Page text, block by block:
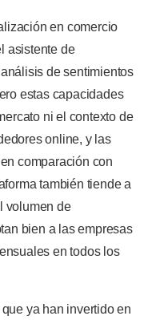
en comercio
asistente de
de sentimientos
estas capacidades
ni el contexto de
online, y las
comparación con
también tiende a
volumen de
bien a las empresas
en todos los
ya han invertido en